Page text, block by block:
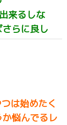
来るしな
らに良し
は始めたく
悩んでるレ